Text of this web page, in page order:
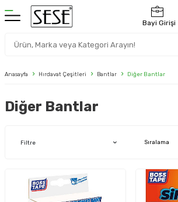
Bayi Girişi
Anasayfa Hırdavat Çeşitleri Bantlar Diğer Bantlar
Diğer Bantlar
Filtre